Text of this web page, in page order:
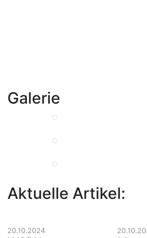
Galerie
Aktuelle Artikel:
20.10.2024